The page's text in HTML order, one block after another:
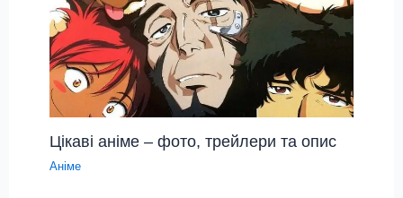
Цікаві аніме – фото, трейлери та опис
Аніме